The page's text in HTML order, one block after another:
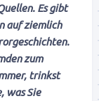
Es gibt
auf ziemlich
zum
trinkst
was Sie